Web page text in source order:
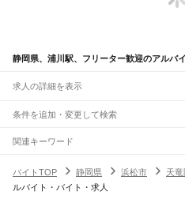
静岡県、浦川駅、フリーター歓迎のアルバ
求人の詳細を表示
条件を追加・変更して検索
市区町村を追加・変更
静岡県すべて
静岡市すべて
駅を追加・変更
職種を追加・変更
関連キーワード
バイトTOP
静岡県 浜松市 天竜
ルバイト・バイト・求人